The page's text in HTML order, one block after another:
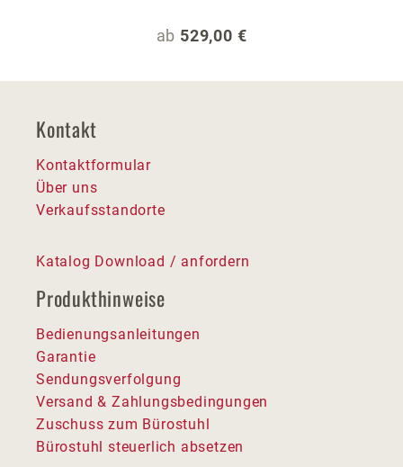
Regulärer Preis:
ab 529,00 €
Kontakt
Kontaktformular
Über uns
Verkaufsstandorte
Katalog Download / anfordern
Produkthinweise
Bedienungsanleitungen
Garantie
Sendungsverfolgung
Versand & Zahlungsbedingungen
Zuschuss zum Bürostuhl
Bürostuhl steuerlich absetzen